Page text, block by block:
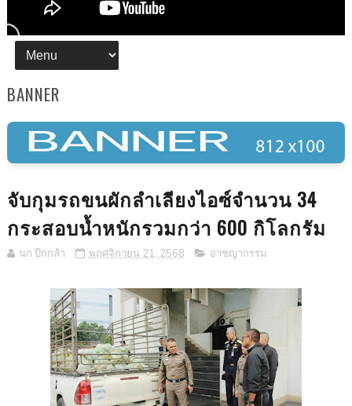
BANNER
จับกุมรถขนผักลำเลียงไอซ์จำนวน 34
กระสอบน้ำหนักรวมกว่า 600 กิโลกรัม
นก ปีกกล้า พฤศจิกายน 21, 2568 อาชญากรรม